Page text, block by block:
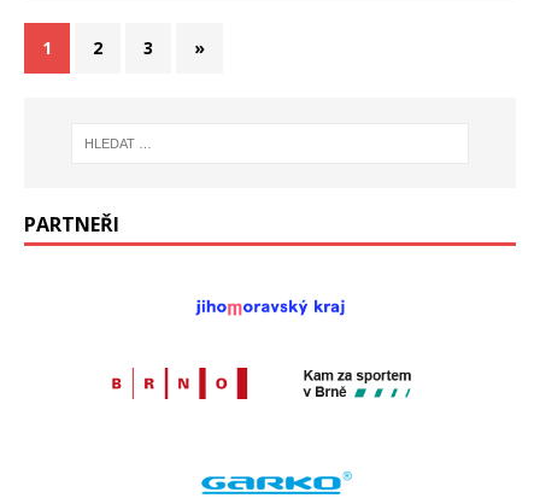
1 2 3 »
PARTNEŘI